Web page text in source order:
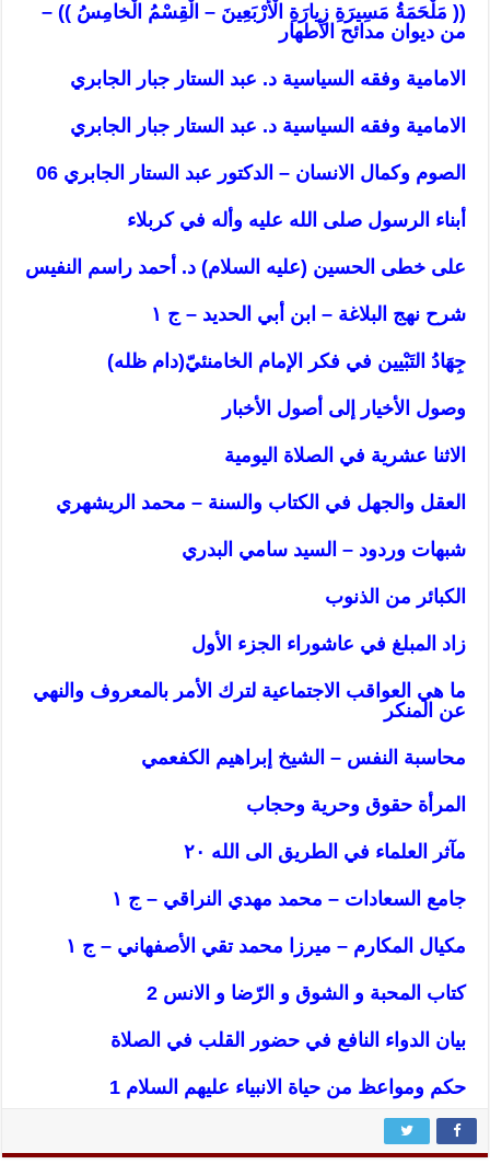
(( مَلْحَمَةُ مَسِيرَةِ زِيارَةِ الْأَرْبَعِينَ – الْقِسْمُ الْخامِسُ )) –
من ديوان مدائح الأطهار
الامامية وفقه السياسية د. عبد الستار جبار الجابري
الامامية وفقه السياسية د. عبد الستار جبار الجابري
الصوم وكمال الانسان – الدكتور عبد الستار الجابري 06
أبناء الرسول صلى الله عليه وأله في كربلاء
على خطى الحسين (عليه السلام) د. أحمد راسم النفيس
شرح نهج البلاغة – ابن أبي الحديد – ج ١
جِهَادُ التَبْيين في فكر الإمام الخامنئيّ(دام ظله)
وصول الأخيار إلى أصول الأخبار
الاثنا عشرية في الصلاة اليومية
العقل والجهل في الكتاب والسنة – محمد الريشهري
شبهات وردود – السيد سامي البدري
الكبائر من الذنوب
زاد المبلغ في عاشوراء الجزء الأول
ما هي العواقب الاجتماعية لترك الأمر بالمعروف والنهي
عن المنكر
محاسبة النفس – الشيخ إبراهيم الكفعمي
المرأة حقوق وحرية وحجاب
مآثر العلماء في الطريق الى الله ٢٠
جامع السعادات – محمد مهدي النراقي – ج ١
مكيال المكارم – ميرزا محمد تقي الأصفهاني – ج ١
كتاب المحبة و الشوق و الرّضا و الانس‌ 2
بيان الدواء النافع في حضور القلب في الصلاة
حكم ومواعظ من حياة الانبياء عليهم السلام 1